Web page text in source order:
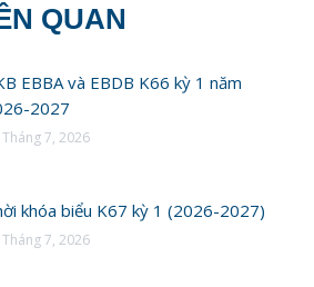
QUAN
EBBA và EBDB K66 kỳ 1 năm
2027
7, 2026
khóa biểu K67 kỳ 1 (2026-2027)
7, 2026